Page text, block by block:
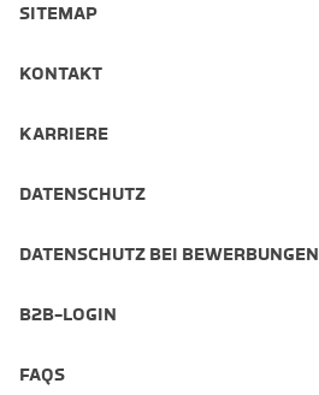
SITEMAP
KONTAKT
KARRIERE
DATENSCHUTZ
DATENSCHUTZ BEI BEWERBUNGEN
B2B-LOGIN
FAQS